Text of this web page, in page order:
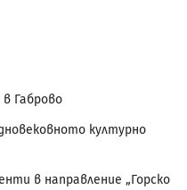
Габрово
културно
в направление „Горско